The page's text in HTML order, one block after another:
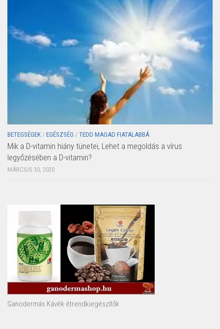
BETEGSÉGEK / EGÉSZSÉG / TEDD MAGAD FIATALABBÁ
Mik a D-vitamin hiány tünetei, Lehet a megoldás a vírus
legyőzésében a D-vitamin?
MÁRCIUS 30, 2020
Ganodermás Kávék étrendkiegészítők